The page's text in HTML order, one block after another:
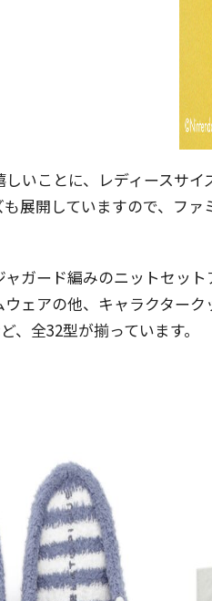
いことに、レディースサ
展開していますので、フ
ャガード編みのニットセッ
ェアの他、キャラクター
、全32型が揃っています。